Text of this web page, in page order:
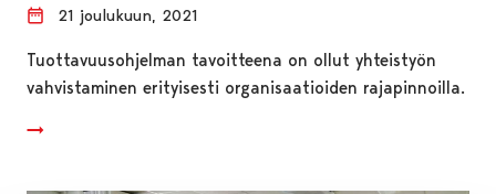
21 joulukuun, 2021
Tuottavuusohjelman tavoitteena on ollut yhteistyön
vahvistaminen erityisesti organisaatioiden rajapinnoilla.